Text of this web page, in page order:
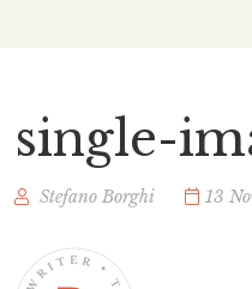
single-
Stefano Borghi 13